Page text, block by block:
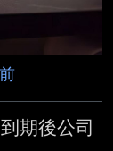
期後公司